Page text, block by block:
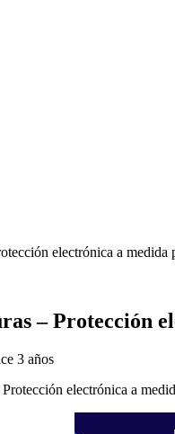
electrónica a medida
– Protección
3 años